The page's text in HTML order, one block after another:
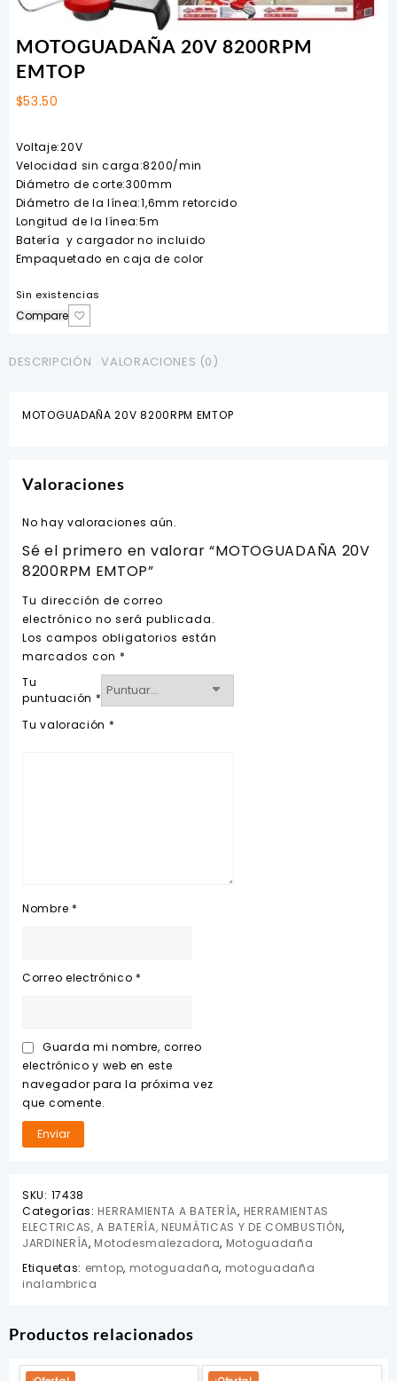
MOTOGUADAÑA 20V 8200RPM
EMTOP
$53.50
Voltaje:20V
Velocidad sin carga:8200/min
Diámetro de corte:300mm
Diámetro de la línea:1,6mm retorcido
Longitud de la línea:5m
Batería y cargador no incluido
Empaquetado en caja de color
Sin existencias
Compare
DESCRIPCIÓN VALORACIONES (0)
MOTOGUADAÑA 20V 8200RPM EMTOP
Valoraciones
No hay valoraciones aún.
Sé el primero en valorar “MOTOGUADAÑA 20V
8200RPM EMTOP”
Tu dirección de correo
electrónico no será publicada.
Los campos obligatorios están
marcados con *
Tu
puntuación *
Tu valoración *
Nombre *
Correo electrónico *
Guarda mi nombre, correo
electrónico y web en este
navegador para la próxima vez
que comente.
SKU: 17438
Categorías: HERRAMIENTA A BATERÍA, HERRAMIENTAS
ELECTRICAS, A BATERÍA, NEUMÁTICAS Y DE COMBUSTIÓN,
JARDINERÍA, Motodesmalezadora, Motoguadaña
Etiquetas: emtop, motoguadaña, motoguadaña
inalambrica
Productos relacionados